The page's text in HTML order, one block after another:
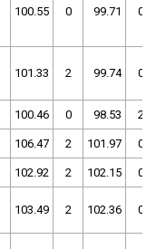
100.55 0 99.71 0
101.33 2 99.74 0
100.46 0 98.53 2
106.47 2 101.97 0
102.92 2 102.15 0
103.49 2 102.36 0